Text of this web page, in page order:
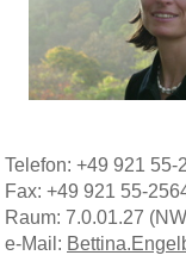
Telefon: +49 921 55-
Fax: +49 921 55-
Raum: 7.0.01.27
e-Mail: